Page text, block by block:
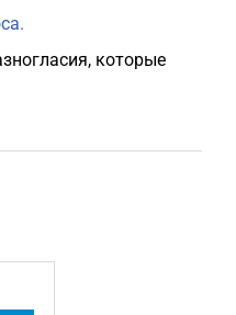
которые